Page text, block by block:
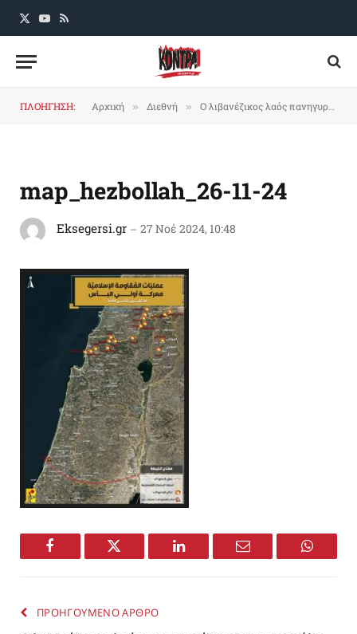
X
YouTube
RSS
ΠΛΟΗΓΗΣΗ: Αρχική » Διεθνή » Ο λιβανέζικος λαός πανηγυρίζει για μια μεγάλη νίκη
map_hezbollah_26-11-24
Eksegersi.gr 27 Νοέ 2024, 10:48
Facebook Twitter LinkedIn Email
ΠΡΟΗΓΟΥΜΕΝΟ ΑΡΘΡΟ